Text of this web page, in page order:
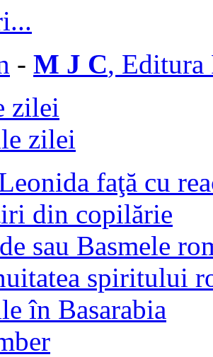
- M J C, Editura
zilei
zilei
faţă cu
din copilărie
sau Basmele
spiritului
în Basarabia